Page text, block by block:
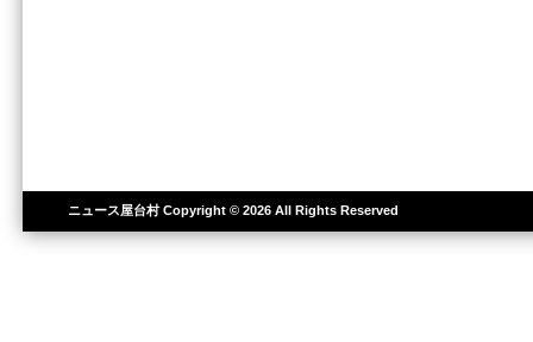
ニュース屋台村Copyright © 2026 All Rights Reserved